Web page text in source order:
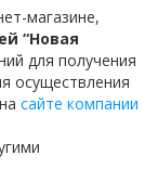
магазине,
“Новая
для получения
осуществления
сайте компании